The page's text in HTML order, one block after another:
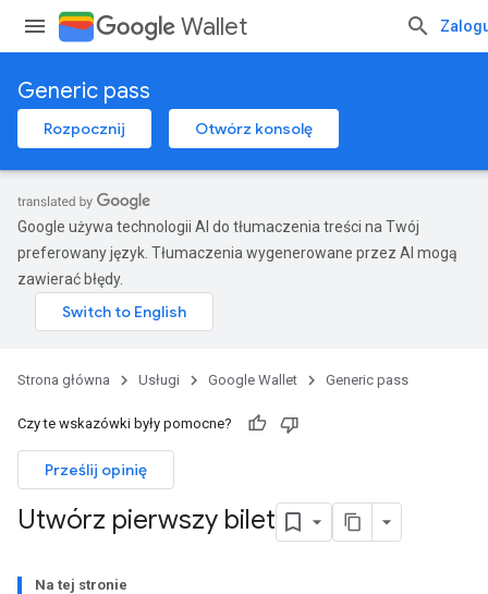
Wallet
Generic pass
Rozpocznij Otwórz konsolę
Google używa technologii AI do tłumaczenia treści na Twój
preferowany język. Tłumaczenia wygenerowane przez AI mogą
zawierać błędy.
Strona główna Usługi Google Wallet Generic pass
Czy te wskazówki były pomocne?
Prześlij opinię
Utwórz pierwszy bilet
Na tej stronie